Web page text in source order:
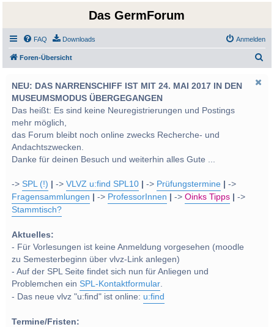
Das GermForum
FAQ Downloads Anmelden
Foren-Übersicht
NEU: DAS NARRENSCHIFF IST MIT 24. MAI 2017 IN DEN
MUSEUMSMODUS ÜBERGEGANGEN
Das heißt: Es sind keine Neuregistrierungen und Postings
mehr möglich,
das Forum bleibt noch online zwecks Recherche- und
Andachtszwecken.
Danke für deinen Besuch und weiterhin alles Gute ...
->SPL (!) ->VLVZ u:find SPL10 -> Prüfungstermine
->
Fragensammlungen
-> ProfessorInnen ->Oinks Tipps
->
Stammtisch?
Aktuelles:
- Für Vorlesungen ist keine Anmeldung vorgesehen (moodle
zu Semesterbeginn über vlvz-Link anlegen)
- Auf der SPL Seite findet sich nun für Anliegen und
Problemchen einSPL-Kontaktformular.
- Das neue vlvz "u:find" ist online: u:find
Termine/Fristen: